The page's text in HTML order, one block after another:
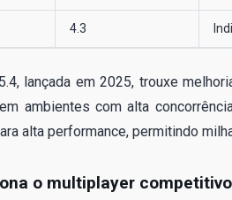
4.3
lançada em 2025, trouxe
ambientes com alta
alta performance, permitindo
o multiplayer competitivo